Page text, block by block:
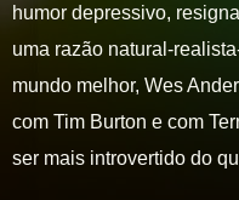
humor depressivo,
uma razão natural-
mundo melhor, Wes
com Tim Burton e com
ser mais introvertido do